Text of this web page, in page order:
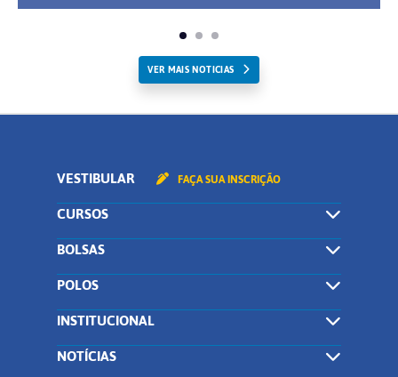
VER MAIS NOTICIAS
VESTIBULAR FAÇA SUA INSCRIÇÃO
CURSOS
BOLSAS
POLOS
INSTITUCIONAL
NOTÍCIAS